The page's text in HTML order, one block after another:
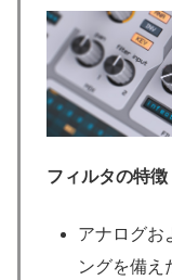
フィルタの特徴
アナログお
ングを備え